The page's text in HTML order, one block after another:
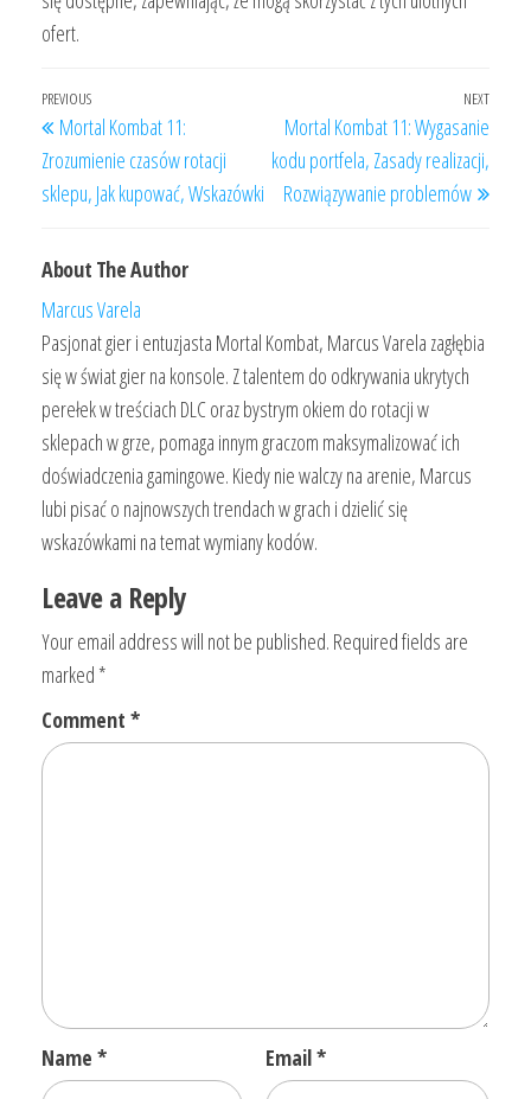
ofert.
Post
navigation
Previous
Post
PREVIOUS
Mortal Kombat 11:
Zrozumienie czasów rotacji
sklepu, Jak kupować, Wskazówki
Next
NEXT
Mortal Kombat 11: Wygasanie
kodu portfela, Zasady realizacji,
Rozwiązywanie problemów
About The Author
Marcus Varela
Pasjonat gier i entuzjasta Mortal Kombat, Marcus Varela zagłębia
się w świat gier na konsole. Z talentem do odkrywania ukrytych
perełek w treściach DLC oraz bystrym okiem do rotacji w
sklepach w grze, pomaga innym graczom maksymalizować ich
doświadczenia gamingowe. Kiedy nie walczy na arenie, Marcus
lubi pisać o najnowszych trendach w grach i dzielić się
wskazówkami na temat wymiany kodów.
Leave a Reply
Your email address will not be published. Required fields are
marked *
Comment *
Name * Email*